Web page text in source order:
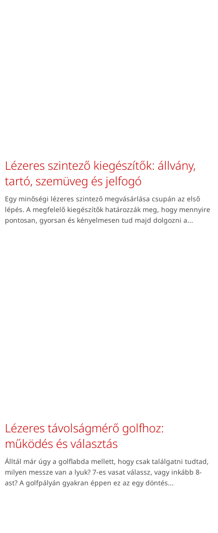
Lézeres szintező kiegészítők: állvány,
tartó, szemüveg és jelfogó
Egy minőségi lézeres szintező megvásárlása csupán az első
lépés. A megfelelő kiegészítők határozzák meg, hogy mennyire
pontosan, gyorsan és kényelmesen tud majd dolgozni a...
Lézeres távolságmérő golfhoz:
működés és választás
Álltál már úgy a golflabda mellett, hogy csak találgatni tudtad,
milyen messze van a lyuk? 7-es vasat válassz, vagy inkább 8-
ast? A golfpályán gyakran éppen ez az egy döntés...